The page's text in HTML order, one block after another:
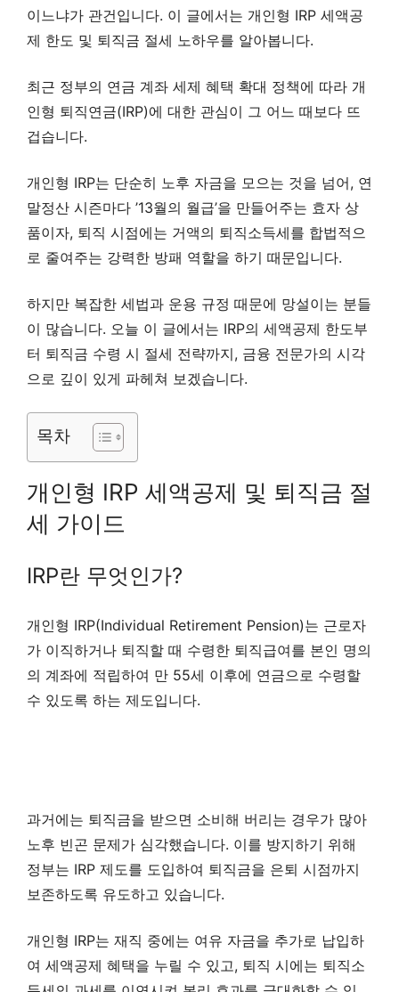
이느냐가 관건입니다. 이 글에서는 개인형 IRP 세액공
제 한도 및 퇴직금 절세 노하우를 알아봅니다.
최근 정부의 연금 계좌 세제 혜택 확대 정책에 따라 개
인형 퇴직연금(IRP)에 대한 관심이 그 어느 때보다 뜨
겁습니다.
개인형 IRP는 단순히 노후 자금을 모으는 것을 넘어, 연
말정산 시즌마다 ’13월의 월급’을 만들어주는 효자 상
품이자, 퇴직 시점에는 거액의 퇴직소득세를 합법적으
로 줄여주는 강력한 방패 역할을 하기 때문입니다.
하지만 복잡한 세법과 운용 규정 때문에 망설이는 분들
이 많습니다. 오늘 이 글에서는 IRP의 세액공제 한도부
터 퇴직금 수령 시 절세 전략까지, 금융 전문가의 시각
으로 깊이 있게 파헤쳐 보겠습니다.
목차
개인형 IRP 세액공제 및 퇴직금 절
세 가이드
IRP란 무엇인가?
개인형 IRP(Individual Retirement Pension)는 근로자
가 이직하거나 퇴직할 때 수령한 퇴직급여를 본인 명의
의 계좌에 적립하여 만 55세 이후에 연금으로 수령할
수 있도록 하는 제도입니다.
과거에는 퇴직금을 받으면 소비해 버리는 경우가 많아
노후 빈곤 문제가 심각했습니다. 이를 방지하기 위해
정부는 IRP 제도를 도입하여 퇴직금을 은퇴 시점까지
보존하도록 유도하고 있습니다.
개인형 IRP는 재직 중에는 여유 자금을 추가로 납입하
여 세액공제 혜택을 누릴 수 있고, 퇴직 시에는 퇴직소